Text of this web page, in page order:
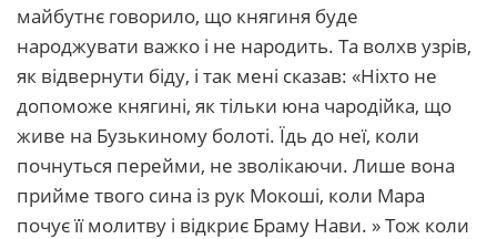
майбутнє говорило, що княгиня буде
народжувати важко і не народить. Та волхв узрів,
як відвернути біду, і так мені сказав: «Ніхто не
допоможе княгині, як тільки юна чародійка, що
живе на Бузькиному болоті. Їдь до неї, коли
почнуться перейми, не зволікаючи. Лише вона
прийме твого сина із рук Мокоші, коли Мара
почує її молитву і відкриє Браму Нави. » Тож коли